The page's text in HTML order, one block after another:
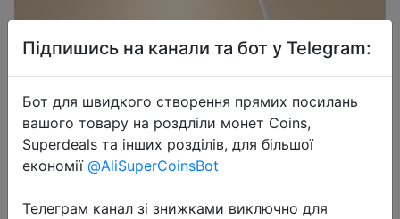
Підпишись на канали та бот у Telegram:
Бот для швидкого створення прямих посилань
вашого товару на роздліли монет Coins,
Superdeals та інших розділів, для більшої
економії @AliSuperCoinsBot
Телеграм канал зі знижками виключно для